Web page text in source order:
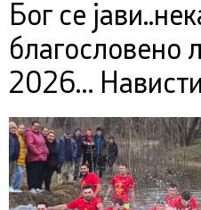
Бог се
благословено
2026…